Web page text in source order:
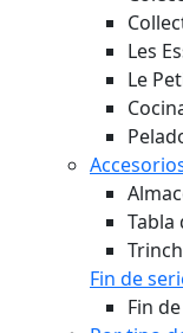
Les
Le
Tabla
Fin de
Fin